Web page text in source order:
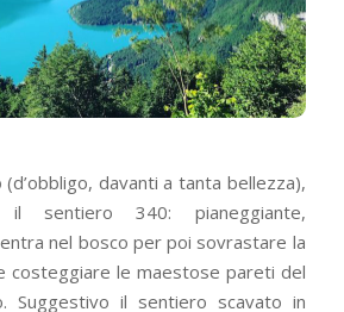
davanti a tanta bellezza),
il sentiero 340: pianeggiante,
nel bosco per poi sovrastare la
costeggiare le maestose pareti del
Suggestivo il sentiero scavato in